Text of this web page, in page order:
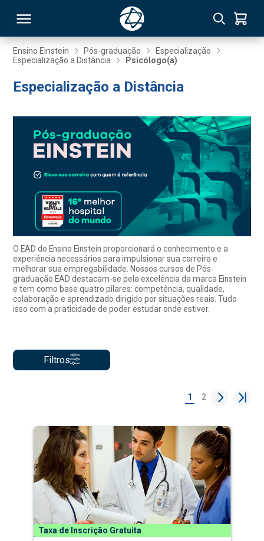
Ensino Einstein Pós-graduação
Especialização
Especialização a Distância
Psicólogo(a)
Especialização a Distância
O EAD do Ensino Einstein proporcionará o conhecimento e a
experiência necessários para impulsionar sua carreira e
melhorar sua empregabilidade. Nossos cursos de Pós-
graduação EAD destacam-se pela excelência da marca Einstein
e tem como base quatro pilares: competência, qualidade,
colaboração e aprendizado dirigido por situações reais. Tudo
isso com a praticidade de poder estudar onde estiver.
Filtros
1 2
Taxa de Inscrição Gratuita